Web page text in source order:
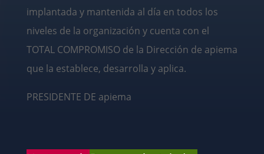
implantada y mantenida al día en todos los
niveles de la organización y cuenta con el
TOTAL COMPROMISO de la Dirección de apiema
que la establece, desarrolla y aplica.
PRESIDENTE DE apiema